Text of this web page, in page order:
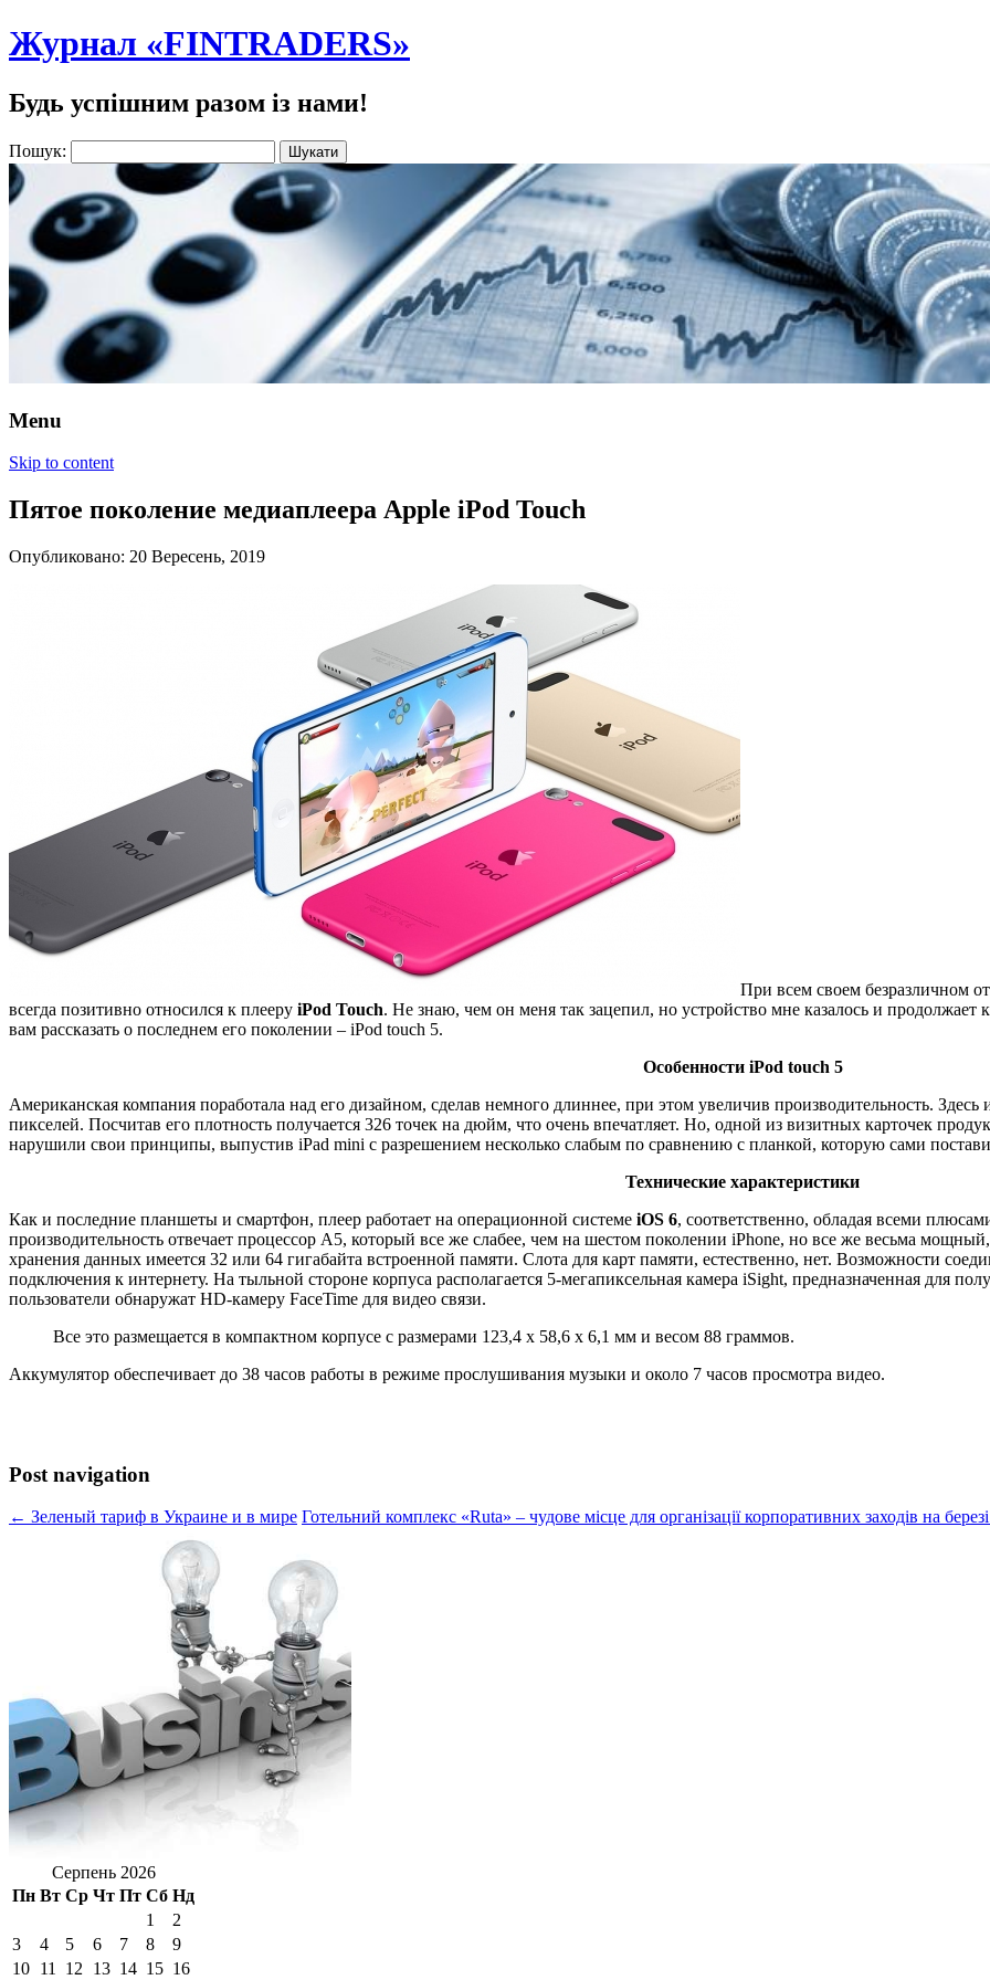
Журнал «FINTRADERS»
Будь успішним разом із нами!
Пошук:
Menu
Skip to content
Пятое поколение медиаплеера Apple iPod Touch
Опубликовано: 20 Вересень, 2019
При всем своем безразличном
всегда позитивно относился к плееру iPod Touch. Не знаю, чем он меня так зацепил, но устройство мне казалось и
вам рассказать о последнем его поколении – iPod touch 5.
Особенности iPod touch 5
Американская компания поработала над его дизайном, сделав немного длиннее, при этом увеличив производительность.
пикселей. Посчитав его плотность получается 326 точек на дюйм, что очень впечатляет. Но, одной из визитных карточек
нарушили свои принципы, выпустив iPad mini с разрешением несколько слабым по сравнению с планкой, которую сами
Технические характеристики
Как и последние планшеты и смартфон, плеер работает на операционной системе iOS 6, соответственно, обладая всеми
производительность отвечает процессор A5, который все же слабее, чем на шестом поколении iPhone, но все же весьма
хранения данных имеется 32 или 64 гигабайта встроенной памяти. Слота для карт памяти, естественно, нет. Возможности
подключения к интернету. На тыльной стороне корпуса располагается 5-мегапиксельная камера iSight, предназначенная для
пользователи обнаружат HD-камеру FaceTime для видео связи.
Все это размещается в компактном корпусе с размерами 123,4 x 58,6 x 6,1 мм и весом 88 граммов.
Аккумулятор обеспечивает до 38 часов работы в режиме прослушивания музыки и около 7 часов просмотра видео.
Post navigation
← Зеленый тариф в Украине и в мире Готельний комплекс «Ruta» – чудове місце для організації корпоративних заходів на
Серпень 2026
Пн Вт Ср Чт Пт Сб Нд
1
2
3
4 5 6 7 8
9
10 11 12 13 14 15 16